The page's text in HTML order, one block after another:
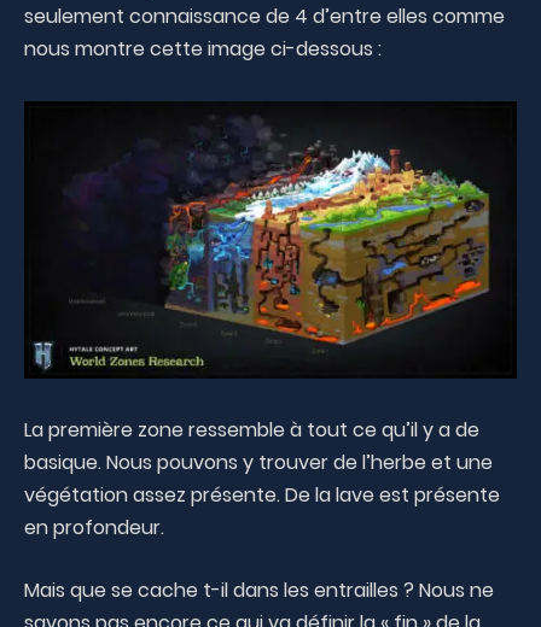
seulement connaissance de 4 d’entre elles comme
nous montre cette image ci-dessous :
La première zone ressemble à tout ce qu’il y a de
basique. Nous pouvons y trouver de l’herbe et une
végétation assez présente. De la lave est présente
en profondeur.
Mais que se cache t-il dans les entrailles ? Nous ne